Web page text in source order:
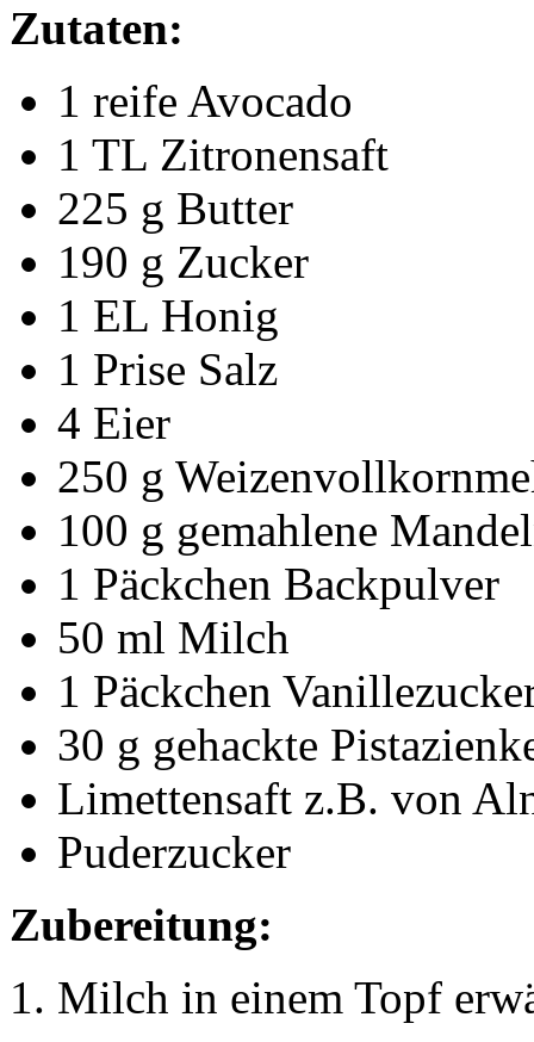
Zutaten:
1 reife Avocado
1 TL Zitronensaft
225 g Butter
190 g Zucker
1 EL Honig
1 Prise Salz
4 Eier
250 g
100 g gemahlene
1 Päckchen Backpulver
50 ml Milch
1 Päckchen
30 g gehackte
Limettensaft z.B. von
Puderzucker
Zubereitung:
1. Milch in einem Topf